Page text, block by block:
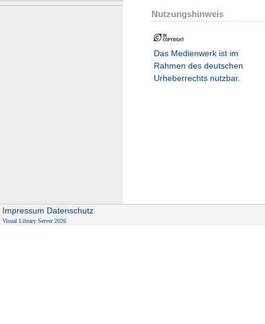
Nutzungshinweis
Das Medienwerk ist im
Rahmen des deutschen
Urheberrechts nutzbar.
Impressum Datenschutz
Visual Library Server 2026